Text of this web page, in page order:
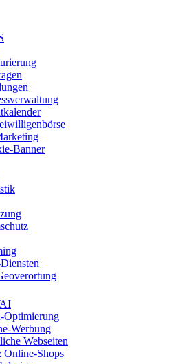
Banner
Optimierung
Werbung
Webseiten
Online-Shops